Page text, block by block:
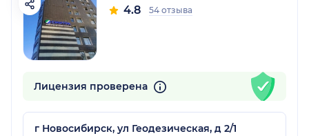
4.8 54 отзыва
Лицензия проверена
г Новосибирск, ул Геодезическая, д 2/1